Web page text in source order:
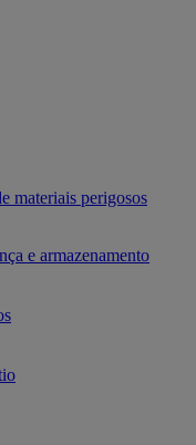
materiais perigosos
e armazenamento